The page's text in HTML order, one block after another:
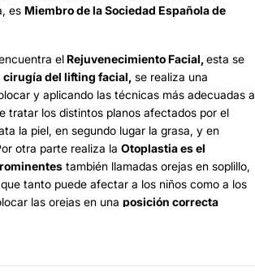
es Miembro de laSociedad Española de
elRejuvenecimiento Facial, esta se
cirugía del lifting facial, se realiza una
y aplicando las técnicas más adecuadas a
tratar los distintos planos afectados por el
la piel, en segundo lugar la grasa, y en
otra parte realiza la Otoplastia es el
también llamadas orejas en soplillo,
tanto puede afectar a los niños como a los
las orejas en una posición correcta